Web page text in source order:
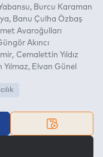
Burcu Karaman
Banu Çulha Özbaş
Avaroğulları
Akıncı
Cemalettin Yıldız
Yılmaz Elvan Günel